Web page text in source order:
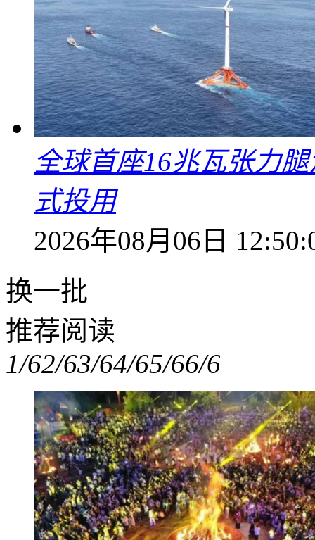
全球首座16兆瓦张力
式投用
2026年08月06日
换一批
推荐阅读
1/62/63/64/65/66/6